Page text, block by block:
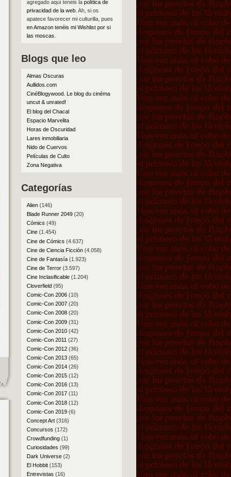
agregado aquí tenéis la política de
privacidad de la web. Ah, si os
apatece favorecer mi culturilla, pues
en Amazon tenéis mi Wishlist por si
las moscas
Blogs que leo
Almas Oscuras
Aullidos.com
CinéBlogywood. Le blog du cinéma
uncut & unrated!
El blog del Chacal
Espacio Marvelita
Horas de Oscuridad
Lares inmobiliaria
Nido de Cuervos
Películas de Culto
Zona Negativa
Categorías
Alien(146)
Blade Runner 2049(20)
Cómics (49)
Cine(1.454)
Cine de Cómics (4.637)
Cine de Ciencia Ficción(4.058)
Cine de Fantasía(1.923)
Cine de Terror(3.597)
Cine Inclasificable(1.204)
Cloverfield(95)
Comic-Con 2006(10)
Comic-Con 2007(20)
Comic-Con 2008(20)
Comic-Con 2009(31)
Comic-Con 2010(42)
Comic-Con 2011 (27)
Comic-Con 2012(36)
Comic-Con 2013(65)
Comic-Con 2014(26)
Comic-Con 2015(12)
Comic-Con 2016(13)
Comic-Con 2017(11)
Comic-Con 2018(12)
Comic-Con 2019(6)
Concept Art(316)
Concursos (172)
Crowdfunding(1)
Curiosidades (99)
Dark Universe(2)
El Hobbit(153)
Entrevistas (16)